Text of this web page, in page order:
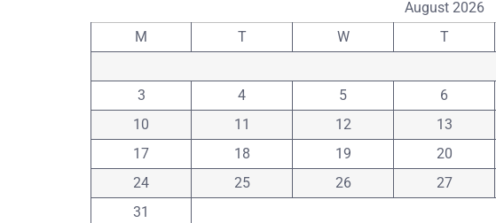
August 2026
M
T W T
3
4 5 6
10
11 12 13
17
18 19 20
24
25 26 27
31